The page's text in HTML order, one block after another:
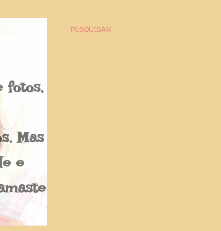
PESQUISAR
fotos,
Mas
e